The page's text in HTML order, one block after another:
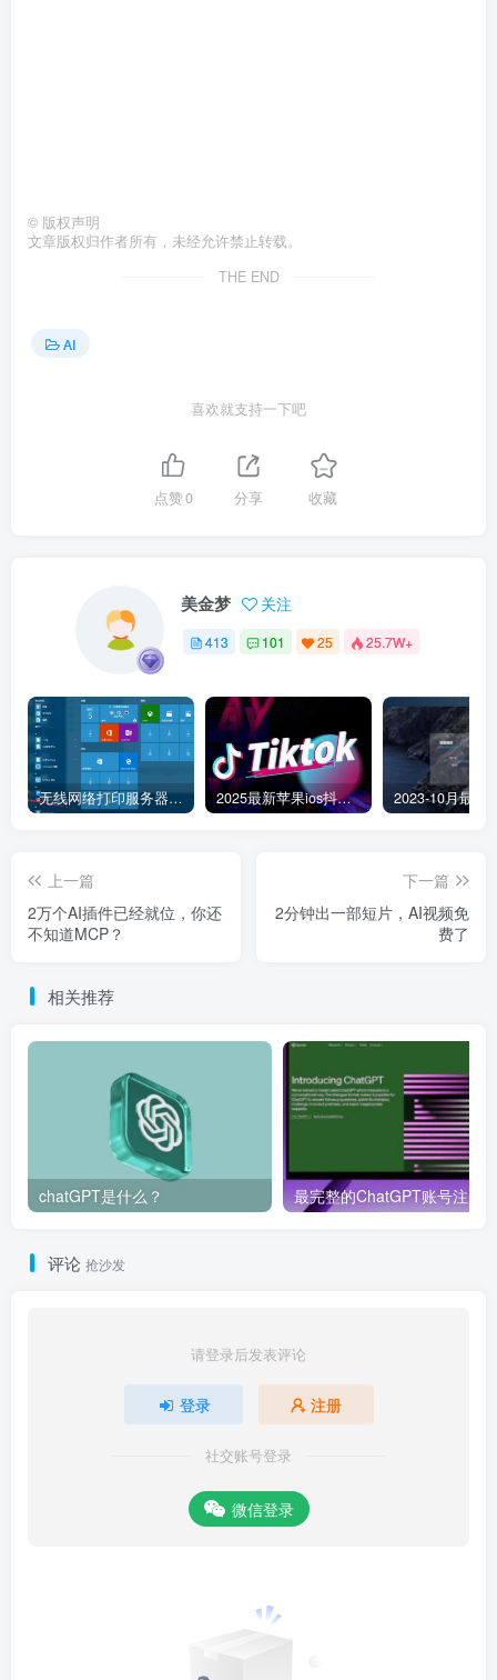
© 版权声明
文章版权归作者所有，未经允许禁止转载。
THE END
AI
喜欢就支持一下吧
点赞0 分享 收藏
美金梦 关注
413 101 25 25.7W+
无线网络打印服务器连接和添加打印机教程 2025最新苹果ios抖音tiktok国际版免拔卡版本
上一篇
2万个AI插件已经就位，你还
不知道MCP？
下一篇
2分钟出一部短片，AI视频免
费了
相关推荐
chatGPT是什么？
评论 抢沙发
请登录后发表评论
登录 注册
社交账号登录
微信登录